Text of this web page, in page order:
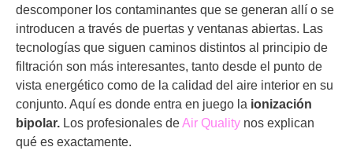
descomponer los contaminantes que se generan allí o se
introducen a través de puertas y ventanas abiertas. Las
tecnologías que siguen caminos distintos al principio de
filtración son más interesantes, tanto desde el punto de
vista energético como de la calidad del aire interior en su
conjunto. Aquí es donde entra en juego la ionización
bipolar. Los profesionales deAir Quality nos explican
qué es exactamente.